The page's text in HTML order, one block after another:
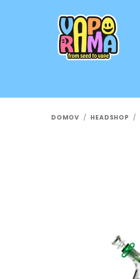
DOMOV / HEADSHOP /